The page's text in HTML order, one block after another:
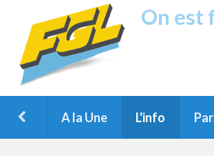
On est
A la Une L'info